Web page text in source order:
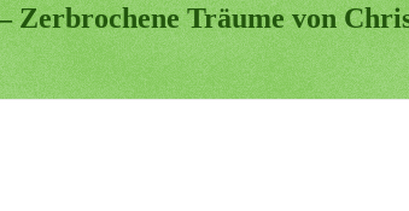
Zerbrochene Träume von